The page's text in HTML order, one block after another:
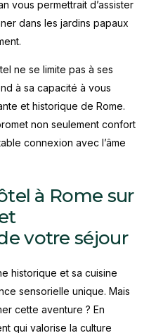
vous permettrait d’assister
dans les jardins papaux
ne se limite pas à ses
à sa capacité à vous
et historique de Rome.
non seulement confort
connexion avec l’âme
à Rome sur
votre séjour
historique et sa cuisine
sensorielle unique. Mais
cette aventure ? En
qui valorise la culture